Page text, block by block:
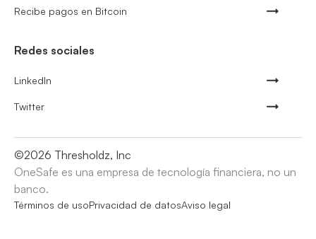
Recibe pagos en Bitcoin
Redes sociales
LinkedIn
Twitter
©2026 Thresholdz, Inc
OneSafe es una empresa de tecnología financiera, no un
banco.
Términos de usoPrivacidad de datosAviso legal